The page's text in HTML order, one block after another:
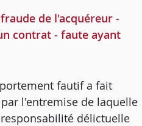
de l'acquéreur -
contrat - faute ayant
fautif a fait
l'entremise de laquelle
délictuelle